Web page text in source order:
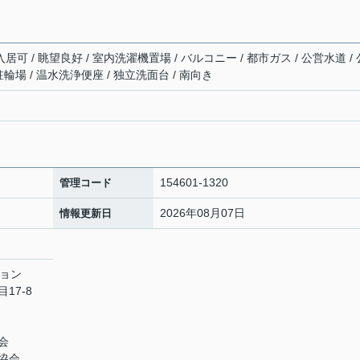
可 / 眺望良好 / 室内洗濯機置場 / バルコニー / 都市ガス / 公営水道 /
場 / 温水洗浄便座 / 独立洗面台 / 南向き
管理コード 154601-1320
情報更新日 2026年08月07日
ン
17-8